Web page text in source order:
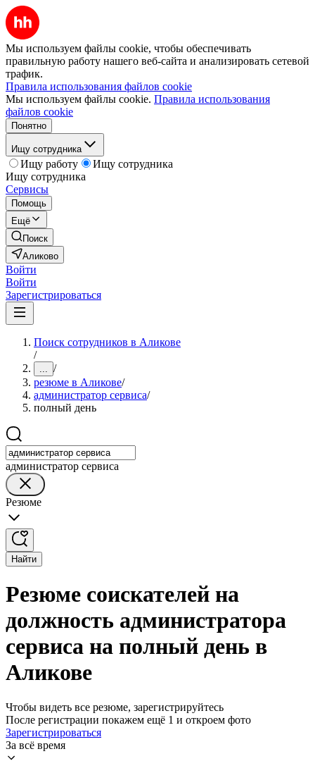
Мы используем файлы cookie, чтобы обеспечивать
правильную работу нашего веб-сайта и анализировать сетевой
трафик.
Правила использования файлов cookie
Мы используем файлы cookie. Правила использования
файлов cookie
Понятно
Ищу сотрудника
Ищу работу
Ищу сотрудника
Ищу сотрудника
Сервисы
Помощь
Ещё
Поиск
Аликово
Войти
Войти
Зарегистрироваться
Поиск сотрудников в Аликове
/
... /
резюме в Аликове/
администратор сервиса/
полный день
администратор сервиса
Резюме
Найти
Резюме соискателей на
должность администратора
сервиса на полный день в
Аликове
Чтобы видеть все резюме, зарегистрируйтесь
После регистрации покажем ещё 1 и откроем фото
Зарегистрироваться
За всё время